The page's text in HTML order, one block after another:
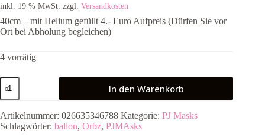
inkl. 19 % MwSt. zzgl. Versandkosten
40cm – mit Helium gefüllt 4.- Euro Aufpreis (Dürfen Sie vor
Ort bei Abholung begleichen)
4 vorrätig
Orbz
"PJ
Masks"
40cm
Menge
In den Warenkorb
Artikelnummer: 026635346788 Kategorie: PJ Masks
Schlagwörter: ballon, Orbz, PJMAsks